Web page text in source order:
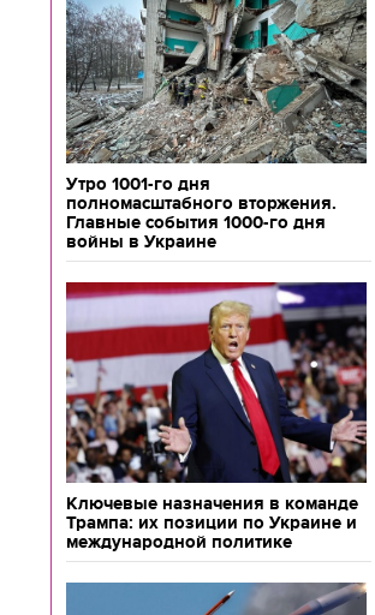
Утро 1001-го дня
полномасштабного вторжения.
Главные события 1000-го дня
войны в Украине
Ключевые назначения в команде
Трампа: их позиции по Украине и
международной политике